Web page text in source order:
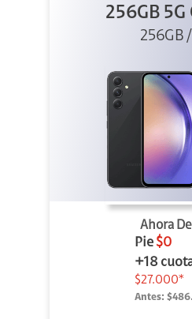
256GB
256GB
Ahora
Pie $0
+18
$27.000*
Antes: